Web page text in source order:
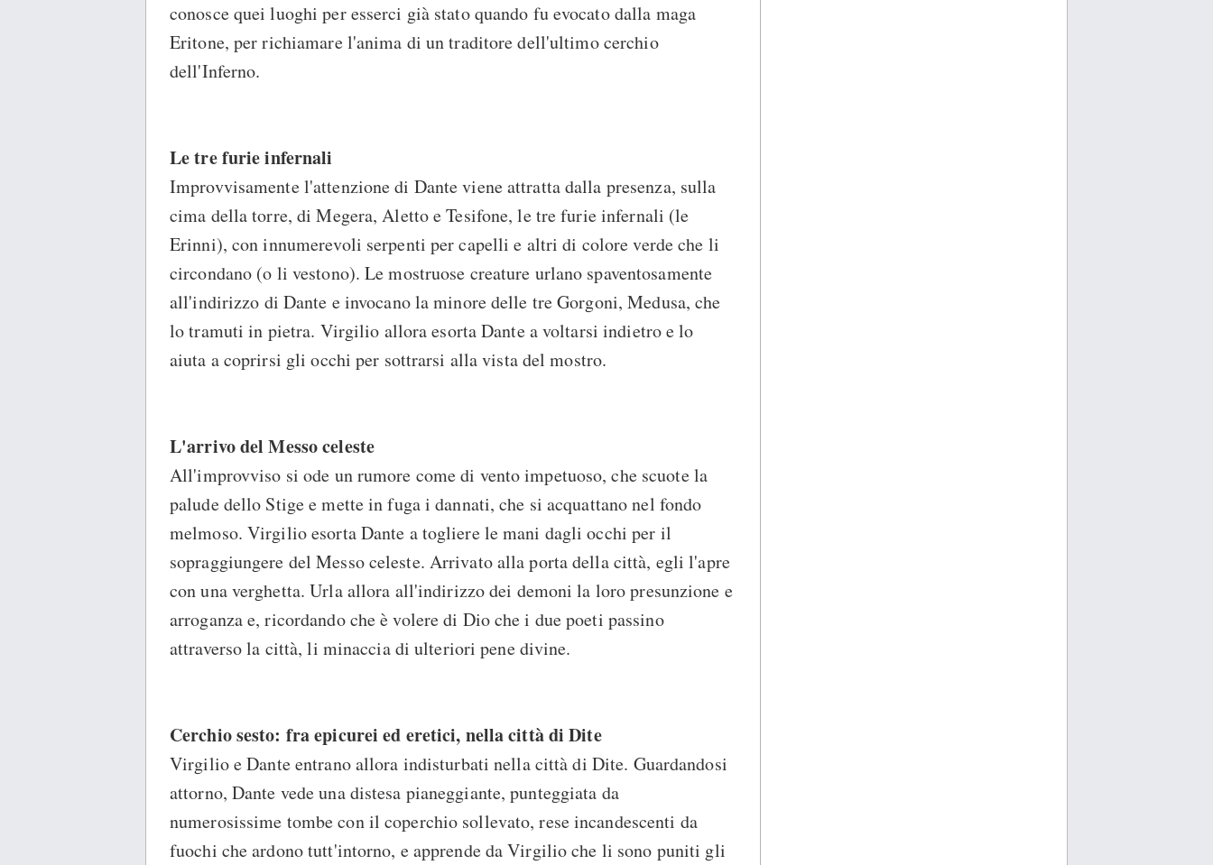
conosce quei luoghi per esserci già stato quando fu evocato dalla maga
Eritone, per richiamare l'anima di un traditore dell'ultimo cerchio
dell'Inferno.
Le tre furie infernali
Improvvisamente l'attenzione di Dante viene attratta dalla presenza, sulla
cima della torre, di Megera, Aletto e Tesifone, le tre furie infernali (le
Erinni), con innumerevoli serpenti per capelli e altri di colore verde che li
circondano (o li vestono). Le mostruose creature urlano spaventosamente
all'indirizzo di Dante e invocano la minore delle tre Gorgoni, Medusa, che
lo tramuti in pietra. Virgilio allora esorta Dante a voltarsi indietro e lo
aiuta a coprirsi gli occhi per sottrarsi alla vista del mostro.
L'arrivo del Messo celeste
All'improvviso si ode un rumore come di vento impetuoso, che scuote la
palude dello Stige e mette in fuga i dannati, che si acquattano nel fondo
melmoso. Virgilio esorta Dante a togliere le mani dagli occhi per il
sopraggiungere del Messo celeste. Arrivato alla porta della città, egli l'apre
con una verghetta. Urla allora all'indirizzo dei demoni la loro presunzione e
arroganza e, ricordando che è volere di Dio che i due poeti passino
attraverso la città, li minaccia di ulteriori pene divine.
Cerchio sesto: fra epicurei ed eretici, nella città di Dite
Virgilio e Dante entrano allora indisturbati nella città di Dite. Guardandosi
attorno, Dante vede una distesa pianeggiante, punteggiata da
numerosissime tombe con il coperchio sollevato, rese incandescenti da
fuochi che ardono tutt'intorno, e apprende da Virgilio che li sono puniti gli